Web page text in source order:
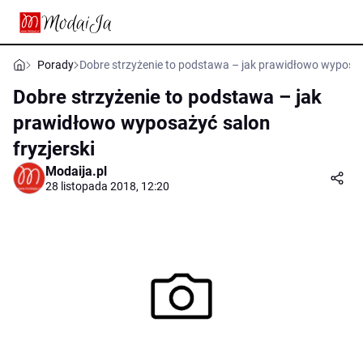
Porady Dobre strzyżenie to podstawa – jak prawidłowo
Dobre strzyżenie to podstawa – jak
prawidłowo wyposażyć salon
fryzjerski
Modaija.pl
28 listopada 2018, 12:20